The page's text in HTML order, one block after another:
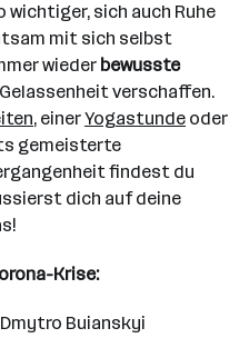
wichtiger, sich auch Ruhe
mit sich selbst
wieder bewusste
verschaffen.
, einerYogastunde oder
gemeisterte
findest du
dich auf deine
Krise:
Buianskyi